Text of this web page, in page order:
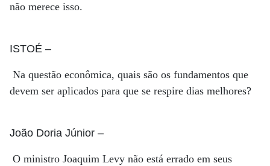
não merece isso.
ISTOÉ –
Na questão econômica, quais são os fundamentos que
devem ser aplicados para que se respire dias melhores?
João Doria Júnior –
O ministro Joaquim Levy não está errado em seus